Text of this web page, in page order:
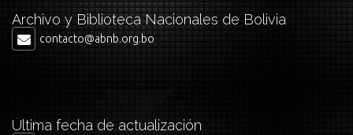
Archivo y Biblioteca Nacionales de Bolivia
contacto@abnb.org.bo
Última fecha de actualización